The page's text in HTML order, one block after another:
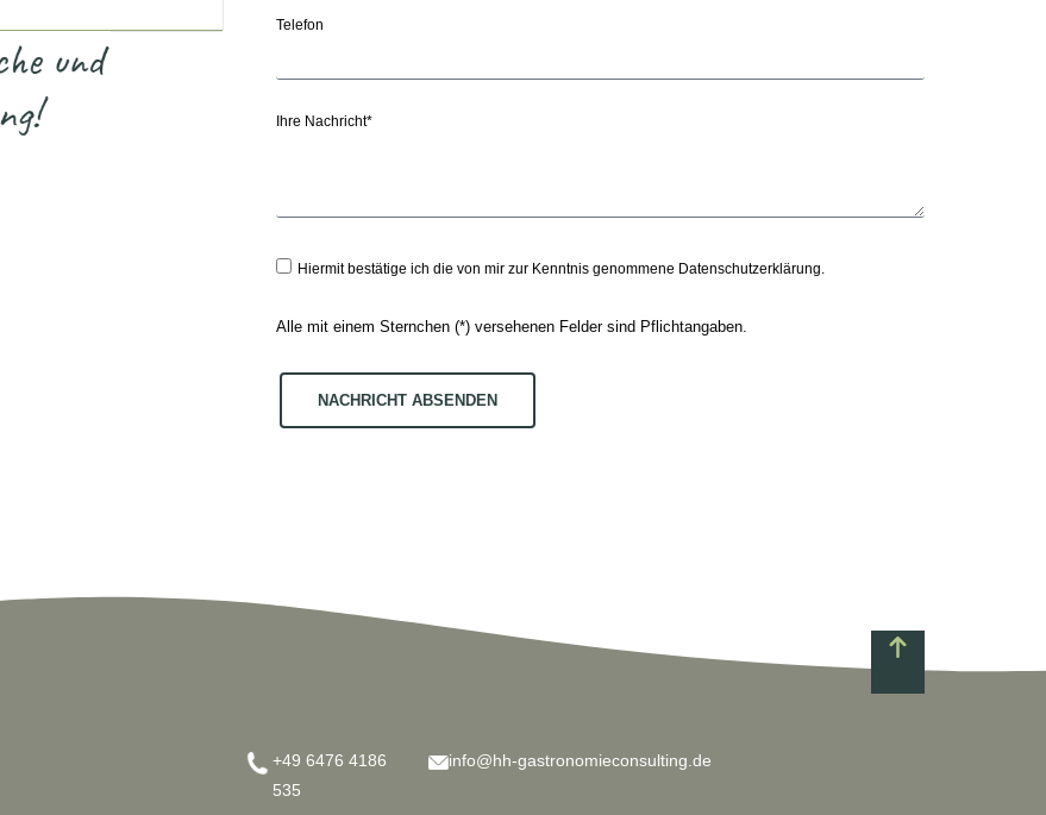
Telefon
Ihre Nachricht*
Hiermit bestätige ich die von mir zur Kenntnis genommene Datenschutzerklärung.
Alle mit einem Sternchen (*) versehenen Felder sind Pflichtangaben.
NACHRICHT ABSENDEN
+49 6476 4186
535
info@hh-gastronomieconsulting.de